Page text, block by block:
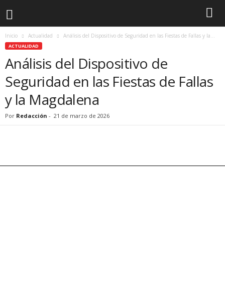
Inicio Actualidad Análisis del Dispositivo de Seguridad en las Fiestas de Fallas y la...
ACTUALIDAD
Análisis del Dispositivo de
Seguridad en las Fiestas de Fallas
y la Magdalena
Por Redacción - 21 de marzo de 2026